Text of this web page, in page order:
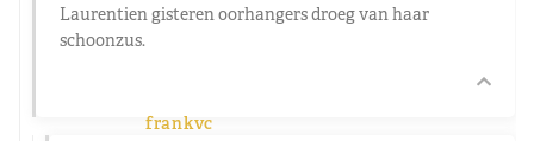
Laurentien gisteren oorhangers droeg van haar
schoonzus.
frankvc